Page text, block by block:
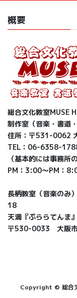
概要
総合文化教室MUSE
制作室（音楽・書道・
住所：〒531-0062
TEL：06-6358-
（基本的には事務所
PM：3:00〜PM：
長柄教室（音楽の
18
天満『ぷららてんま
〒530-0033 大阪
Copyright © 総合